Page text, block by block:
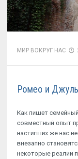
МИР ВОКРУГ НАС
Ромео и
Как пишет
совместный опыт
настигших же нас
внезапно
некоторые реалии